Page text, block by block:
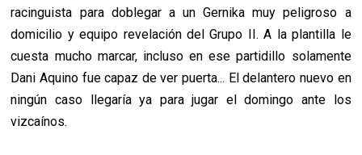
racinguista para doblegar a un Gernika muy peligroso a
domicilio y equipo revelación del Grupo II. A la plantilla le
cuesta mucho marcar, incluso en ese partidillo solamente
Dani Aquino fue capaz de ver puerta... El delantero nuevo en
ningún caso llegaría ya para jugar el domingo ante los
vizcaínos.